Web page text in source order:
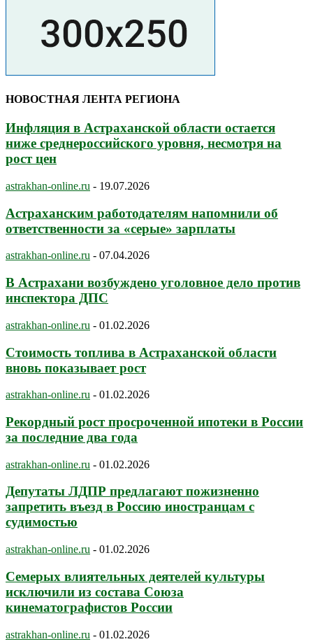
НОВОСТНАЯ ЛЕНТА РЕГИОНА
Инфляция в Астраханской области остается
ниже среднероссийского уровня, несмотря на
рост цен
astrakhan-online.ru - 19.07.2026
Астраханским работодателям напомнили об
ответственности за «серые» зарплаты
astrakhan-online.ru - 07.04.2026
В Астрахани возбуждено уголовное дело против
инспектора ДПС
astrakhan-online.ru - 01.02.2026
Стоимость топлива в Астраханской области
вновь показывает рост
astrakhan-online.ru - 01.02.2026
Рекордный рост просроченной ипотеки в России
за последние два года
astrakhan-online.ru - 01.02.2026
Депутаты ЛДПР предлагают пожизненно
запретить въезд в Россию иностранцам с
судимостью
astrakhan-online.ru - 01.02.2026
Семерых влиятельных деятелей культуры
исключили из состава Союза
кинематографистов России
astrakhan-online.ru - 01.02.2026